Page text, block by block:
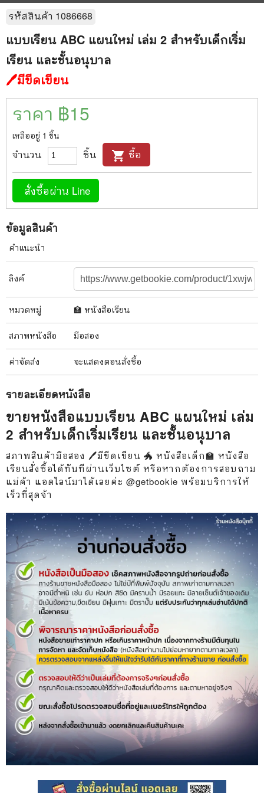
รหัสสินค้า 1086668
แบบเรียน ABC แผนใหม่ เล่ม 2 สำหรับเด็กเริ่ม
เรียน และชั้นอนุบาล
🖊️มีขีดเขียน
ราคา ฿15
เหลืออยู่ 1 ชิ้น
จำนวน ชิ้น shopping_cart ซื้อ
สั่งซื้อผ่าน Line
ข้อมูลสินค้า
คำแนะนำ
ลิงค์
หมวดหมู่ 🏫 หนังสือเรียน
สภาพหนังสือ มือสอง
ค่าจัดส่ง จะแสดงตอนสั่งซื้อ
รายละเอียดหนังสือ
ขายหนังสือแบบเรียน ABC แผนใหม่ เล่ม
2 สำหรับเด็กเริ่มเรียน และชั้นอนุบาล
สภาพสินค้ามือสอง 🖊️มีขีดเขียน 🐲 หนังสือเด็ก🏫 หนังสือ
เรียนสั่งซื้อได้ทันทีผ่านเว็บไซต์ หรือหากต้องการสอบถาม
แม่ค้า แอดไลน์มาได้เลยค่ะ @getbookie พร้อมบริการให้
เร็วที่สุดจ้า